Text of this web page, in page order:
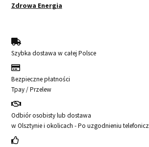
Zdrowa Energia
Szybka dostawa w całej Polsce
Bezpieczne płatności
Tpay / Przelew
Odbiór osobisty lub dostawa
w Olsztynie i okolicach - Po uzgodnieniu